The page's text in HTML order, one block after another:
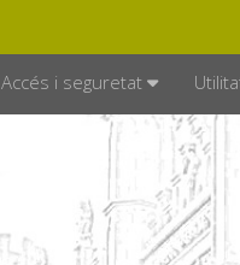
Accés i seguretat